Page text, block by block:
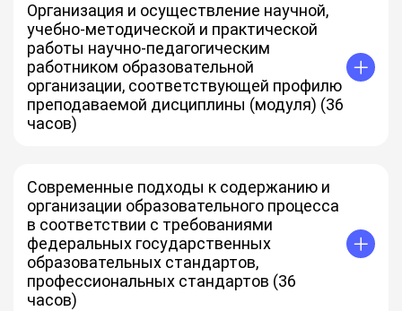
Организация и осуществление научной,
учебно-методической и практической
работы научно-педагогическим
работником образовательной
организации, соответствующей профилю
преподаваемой дисциплины (модуля) (36
часов)
Современные подходы к содержанию и
организации образовательного процесса
в соответствии с требованиями
федеральных государственных
образовательных стандартов,
профессиональных стандартов (36
часов)